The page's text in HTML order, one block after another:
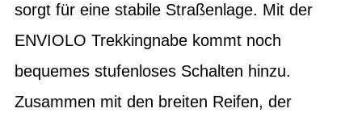
sorgt für eine stabile Straßenlage. Mit der
ENVIOLO Trekkingnabe kommt noch
bequemes stufenloses Schalten hinzu.
Zusammen mit den breiten Reifen, der